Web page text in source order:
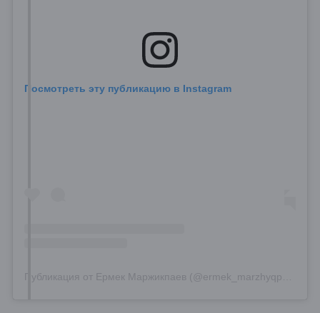
Посмотреть эту публикацию в Instagram
Публикация от Ермек Маржикпаев (@ermek_marzhyqpaev)